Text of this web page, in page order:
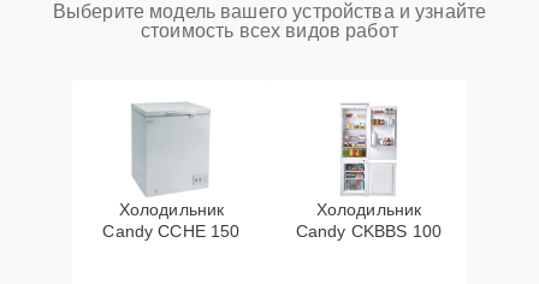
Выберите модель вашего устройства и узнайте
стоимость всех видов работ
Холодильник
Candy CCHE 150
Холодильник
Candy CKBBS 100